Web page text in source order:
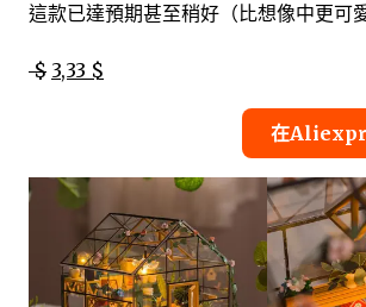
這款已達預期甚至稍好（比想像中更可
$ 3,33 $
在